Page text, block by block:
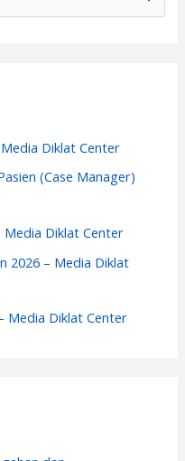
Diklat Center
(Case Manager)
Media Diklat Center
2026 – Media Diklat
Media Diklat Center